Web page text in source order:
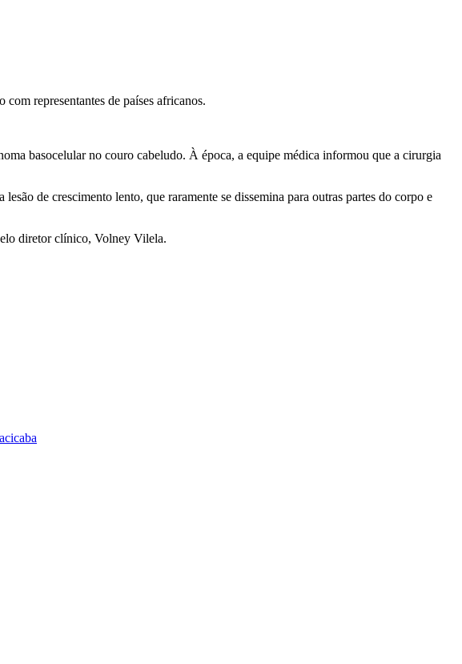
representantes de países africanos.
basocelular no couro cabeludo. À época, a equipe médica informou que a cirurgia
de crescimento lento, que raramente se dissemina para outras partes do corpo e
diretor clínico, Volney Vilela.